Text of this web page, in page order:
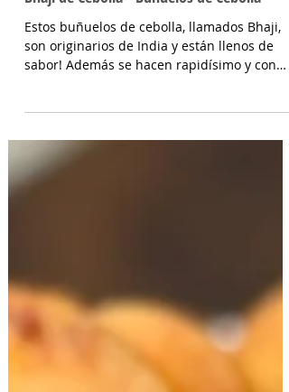
Bhaji de Cebolla - Buñuelos de Cebolla